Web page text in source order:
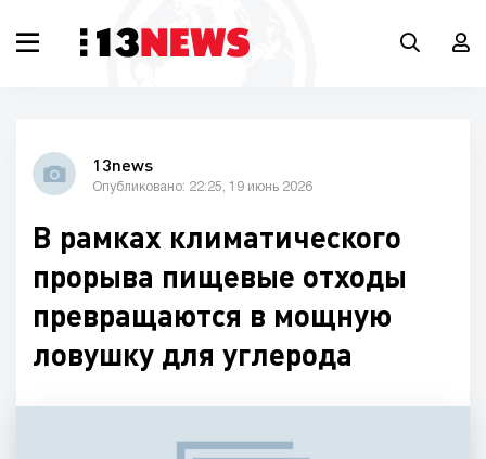
13news
Опубликовано: 22:25, 19 июнь 2026
В рамках климатического
прорыва пищевые отходы
превращаются в мощную
ловушку для углерода